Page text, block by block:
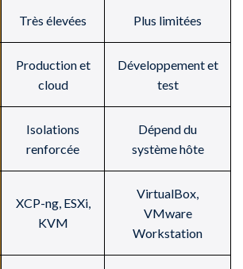
Très élevées Plus limitées
Production et
cloud
Développement et
test
Isolations
renforcée
Dépend du
système hôte
XCP-ng, ESXi,
KVM
VirtualBox,
VMware
Workstation